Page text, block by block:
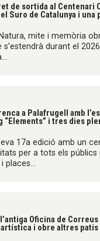
de sortida al Centenari
Suro de Catalunya i una
mite i memòria
durant el
a Palafrugell amb
“Elements” i tres dies
17a edició amb un
per a tots els públics
places...
Oficina de
i obre altres